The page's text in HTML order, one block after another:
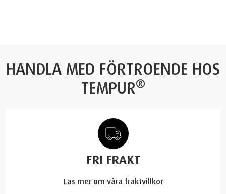
HANDLA MED FÖRTROENDE HOS
TEMPUR®
FRI FRAKT
Läs mer om våra fraktvillkor